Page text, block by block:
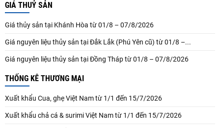
GIÁ THUỶ SẢN
Giá thủy sản tại Khánh Hòa từ 01/8 – 07/8/2026
Giá nguyên liệu thủy sản tại Đắk Lắk (Phú Yên cũ) từ 01/8 –...
Giá nguyên liệu thủy sản tại Đồng Tháp từ 01/8 – 07/8/2026
THỐNG KÊ THƯƠNG MẠI
Xuất khẩu Cua, ghẹ Việt Nam từ 1/1 đến 15/7/2026
Xuất khẩu chả cá & surimi Việt Nam từ 1/1 đến 15/7/2026